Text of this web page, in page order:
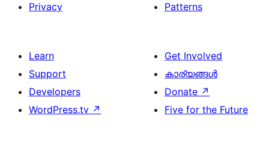
Privacy
Patterns
Learn
Support
Developers
WordPress.tv ↗
Get Involved
കാര്യങ്ങള്‍
Donate ↗
Five for the Future